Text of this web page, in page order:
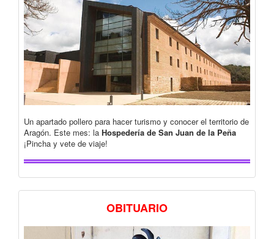
Un apartado pollero para hacer turismo y conocer el territorio de
Aragón. Este mes: la Hospedería de San Juan de la Peña
¡Pincha y vete de viaje!
OBITUARIO